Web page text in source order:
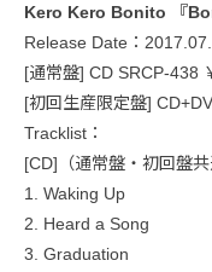
Kero Kero Bonito 『
Release Date：
[通常盤] CD SRCP-438
[初回生産限定盤]
Tracklist：
[CD]（通常盤・初回盤共
1. Waking Up
2. Heard a Song
3. Graduation